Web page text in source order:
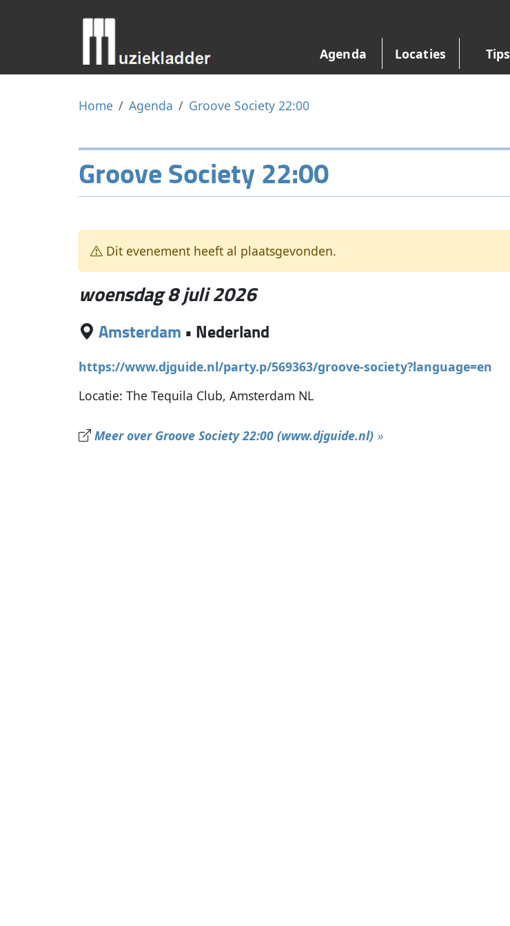
Agenda Locaties Tips
Home Agenda Groove Society 22:00
Groove Society 22:00
Dit evenement heeft al plaatsgevonden.
woensdag 8 juli 2026
Amsterdam • Nederland
https://www.djguide.nl/party.p/569363/groove-society?language=en
Locatie: The Tequila Club, Amsterdam NL
Meer over Groove Society 22:00 (www.djguide.nl) »